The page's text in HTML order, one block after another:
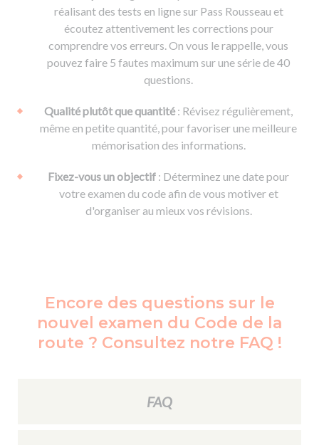
réalisant des tests en ligne sur Pass Rousseau et
écoutez attentivement les corrections pour
comprendre vos erreurs. On vous le rappelle, vous
pouvez faire 5 fautes maximum sur une série de 40
questions.
Qualité plutôt que quantité : Révisez régulièrement,
même en petite quantité, pour favoriser une meilleure
mémorisation des informations.
Fixez-vous un objectif : Déterminez une date pour
votre examen du code afin de vous motiver et
d'organiser au mieux vos révisions.
Encore des questions sur le
nouvel examen du Code de la
route ? Consultez notre FAQ !
FAQ